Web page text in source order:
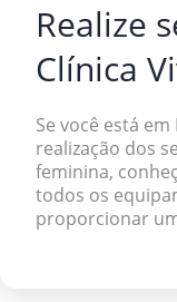
Realize
Clínica
Se você está
realização dos
feminina,
todos os
proporcionar